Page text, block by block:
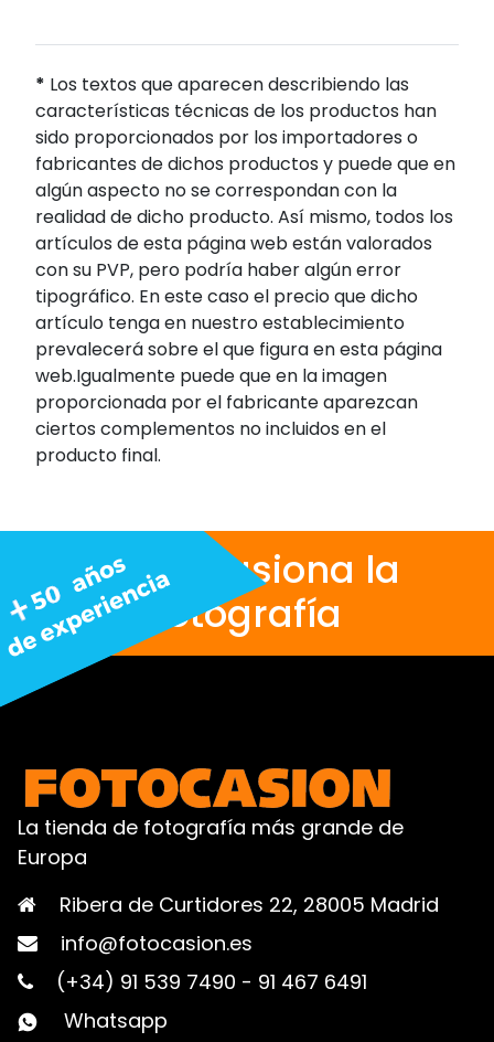
* Los textos que aparecen describiendo las
características técnicas de los productos han
sido proporcionados por los importadores o
fabricantes de dichos productos y puede que en
algún aspecto no se correspondan con la
realidad de dicho producto. Así mismo, todos los
artículos de esta página web están valorados
con su PVP, pero podría haber algún error
tipográfico. En este caso el precio que dicho
artículo tenga en nuestro establecimiento
prevalecerá sobre el que figura en esta página
web.Igualmente puede que en la imagen
proporcionada por el fabricante aparezcan
ciertos complementos no incluidos en el
producto final.
Nos apasiona la
fotografía
La tienda de fotografía más grande de
Europa
Ribera de Curtidores 22, 28005 Madrid
info@fotocasion.es
(+34) 91 539 7490 - 91 467 6491
Whatsapp